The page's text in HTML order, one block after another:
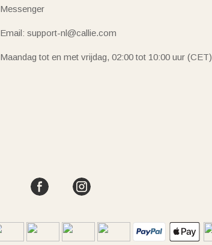
Messenger
Email: support-nl@callie.com
Maandag tot en met vrijdag, 02:00 tot 10:00 uur (CET)